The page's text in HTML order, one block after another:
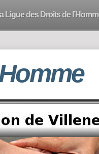
Ligue des Droits de